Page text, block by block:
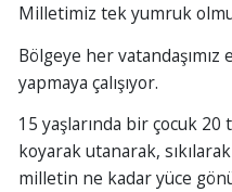
Milletimiz tek yumruk
Bölgeye her vatandaşımız
yapmaya çalışıyor.
15 yaşlarında bir çocuk 20
koyarak utanarak,
milletin ne kadar yüce